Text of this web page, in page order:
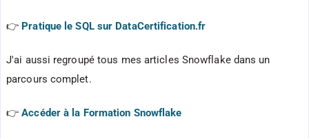
👉 Pratique le SQL sur DataCertification.fr
J'ai aussi regroupé tous mes articles Snowflake dans un
parcours complet.
👉Accéder à la Formation Snowflake